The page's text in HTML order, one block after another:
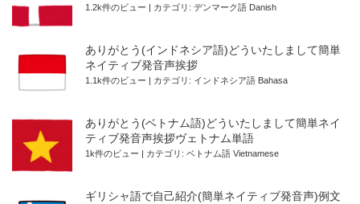
1.2k件のビュー カテゴリ: デンマーク語 Danish
ありがとう(インドネシア語)どういたしまして簡単
ネイティブ発音声挨拶
1.1k件のビュー カテゴリ: インドネシア語 Bahasa
ありがとう(ベトナム語)どういたしまして簡単ネイ
ティブ発音声挨拶ヴェトナム単語
1k件のビュー カテゴリ: ベトナム語 Vietnamese
ギリシャ語で自己紹介(簡単ネイティブ発音声)例文